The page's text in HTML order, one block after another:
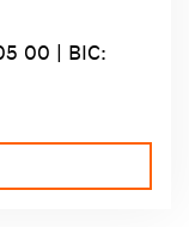
00 | BIC: